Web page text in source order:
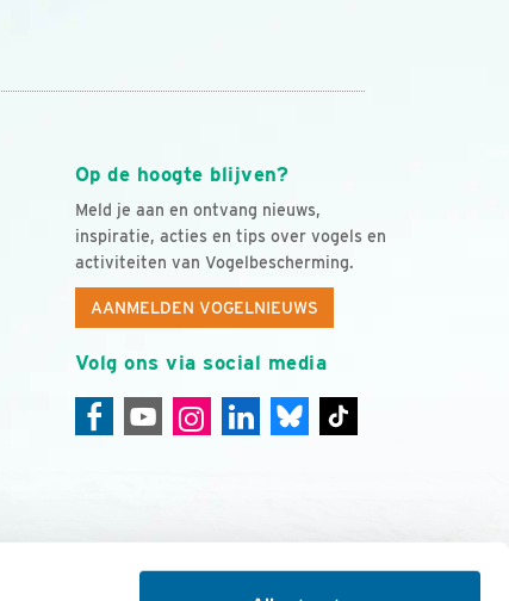
Op de hoogte blijven?
Meld je aan en ontvang nieuws,
inspiratie, acties en tips over vogels en
activiteiten van Vogelbescherming.
AANMELDEN VOGELNIEUWS
Volg ons via social media